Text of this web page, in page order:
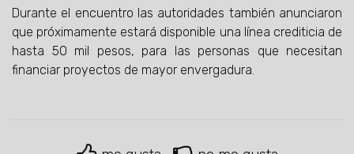
Durante el encuentro las autoridades también anunciaron
que próximamente estará disponible una línea crediticia de
hasta 50 mil pesos, para las personas que necesitan
financiar proyectos de mayor envergadura.